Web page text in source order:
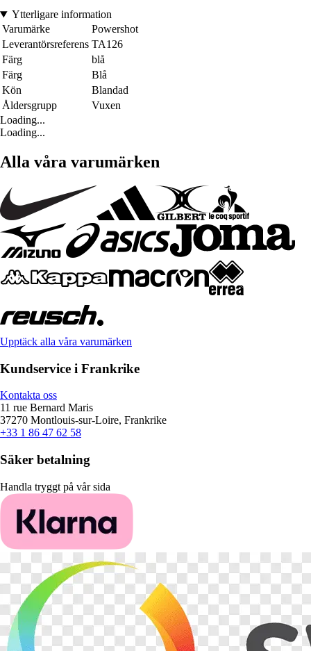
Ytterligare information
Varumärke
Powershot
Leverantörsreferens TA126
Färg
blå
Färg
Blå
Kön
Blandad
Åldersgrupp
Vuxen
Loading...
Loading...
Alla våra varumärken
Upptäck alla våra varumärken
Kundservice i Frankrike
Kontakta oss
11 rue Bernard Maris
37270 Montlouis-sur-Loire, Frankrike
+33 1 86 47 62 58
Säker betalning
Handla tryggt på vår sida